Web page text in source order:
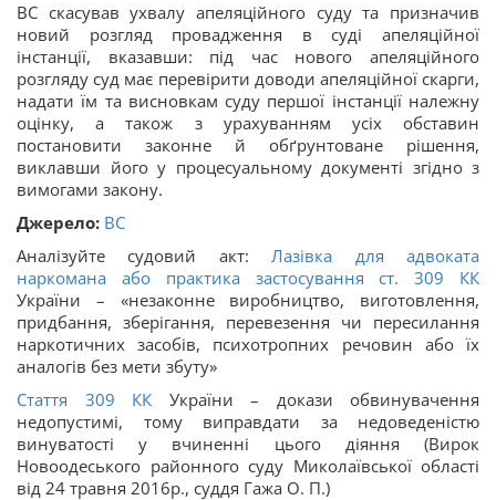
ВС скасував ухвалу апеляційного суду та призначив
новий розгляд провадження в суді апеляційної
інстанції, вказавши: під час нового апеляційного
розгляду суд має перевірити доводи апеляційної скарги,
надати їм та висновкам суду першої інстанції належну
оцінку, а також з урахуванням усіх обставин
постановити законне й обґрунтоване рішення,
виклавши його у процесуальному документі згідно з
вимогами закону.
Джерело: ВС
Аналізуйте судовий акт:Лазівка для адвоката
наркомана або практика застосування ст. 309 КК
України – «незаконне виробництво, виготовлення,
придбання, зберігання, перевезення чи пересилання
наркотичних засобів, психотропних речовин або їх
аналогів без мети збуту»
Стаття 309 КК України – докази обвинувачення
недопустимі, тому виправдати за недоведеністю
винуватості у вчиненні цього діяння (Вирок
Новоодеського районного суду Миколаївської області
від 24 травня 2016р., суддя Гажа О. П.)